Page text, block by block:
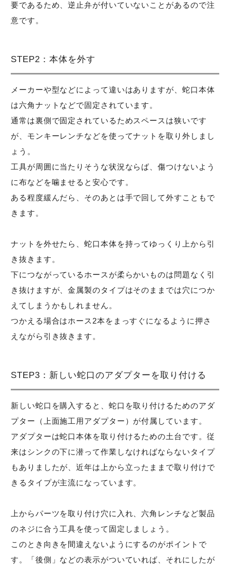
要であるため、逆止弁が付いていないことがあるので注
意です。
STEP2：本体を外す
メーカーや型などによって違いはありますが、蛇口本体
は六角ナットなどで固定されています。
通常は裏側で固定されているためスペースは狭いです
が、モンキーレンチなどを使ってナットを取り外しまし
ょう。
工具が周囲に当たりそうな状況ならば、傷つけないよう
に布などを噛ませると安心です。
ある程度緩んだら、そのあとは手で回して外すこともで
きます。
ナットを外せたら、蛇口本体を持ってゆっくり上から引
き抜きます。
下につながっているホースが柔らかいものは問題なく引
き抜けますが、金属製のタイプはそのままでは穴につか
えてしまうかもしれません。
つかえる場合はホース2本をまっすぐになるように押さ
えながら引き抜きます。
STEP3：新しい蛇口のアダプターを取り付ける
新しい蛇口を購入すると、蛇口を取り付けるためのアダ
プター（上面施工用アダプター）が付属しています。
アダプターは蛇口本体を取り付けるための土台です。従
来はシンクの下に潜って作業しなければならないタイプ
もありましたが、近年は上から立ったままで取り付けで
きるタイプが主流になっています。
上からパーツを取り付け穴に入れ、六角レンチなど製品
のネジに合う工具を使って固定しましょう。
このとき向きを間違えないようにするのがポイントで
す。「後側」などの表示がついていれば、それにしたが